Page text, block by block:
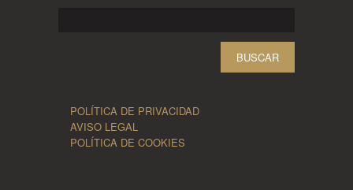
POLÍTICA DE PRIVACIDAD
AVISO LEGAL
POLÍTICA DE COOKIES